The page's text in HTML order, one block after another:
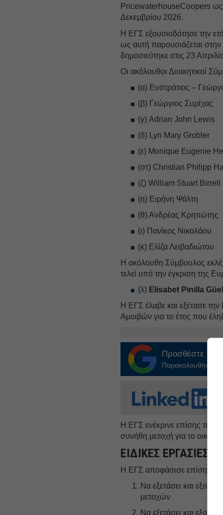
PricewaterhouseCoopers ως
Δεκεμβρίου 2026.
Η ΕΓΣ εξουσιοδότησε την
ως αυτή παρουσιάζεται
δημοσιεύτηκε στις 23
Οι ακόλουθοι Διοικητικοί
(α) Ευστράτιος –
(β) Γεώργιος Συρίχας
(γ) Adrian John Lewis
(δ) Lyn Mary Grobler
(ε) Monique Eugenie
(στ) Christian Philipp
(ζ) William Stuart Birrell
(η) Ειρήνη Ψάλτη
(θ) Ανδρέας Κρητιώτης
(ι) Πανίκος Νικολάου
(κ) Ελίζα Λειβαδιώτου
Η ακόλουθη Σύμβουλος
τελεί υπό την έγκριση της
(λ) Elisabet Pinilla Güell
Η ΕΓΣ έλαβε και εξέτασε
Αμοιβών για το έτος που
Προσθέστε το
Παρακολουθήστε
Η ΕΓΣ ενέκρινε επίσης την
συνήθη μετοχή για το
ΕΙΔΙΚΕΣ ΕΡΓΑΣΙΕΣ
Η ΕΓΣ αποφάσισε επίσης:
Να εξετάσει και
μετοχών
Να εξετάσει και